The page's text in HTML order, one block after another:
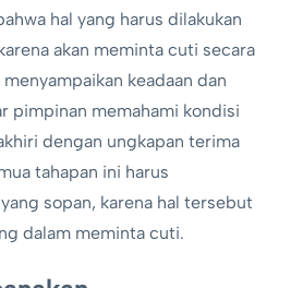
hal yang harus dilakukan
akan meminta cuti secara
keadaan dan
pimpinan memahami kondisi
dengan ungkapan terima
tahapan ini harus
sopan, karena hal tersebut
dalam meminta cuti.